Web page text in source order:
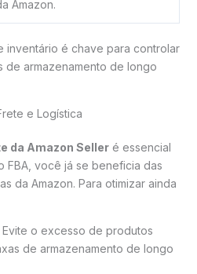
Amazon.
inventário é chave para controlar
de armazenamento de longo
e Logística
da Amazon Selleré essencial
FBA, você já se beneficia das
da Amazon. Para otimizar ainda
Evite o excesso de produtos
de armazenamento de longo